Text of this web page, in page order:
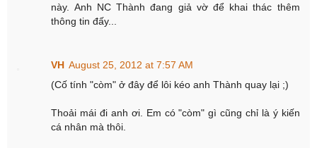
này. Anh NC Thành đang giả vờ để khai thác thêm
thông tin đấy...
VH August 25, 2012 at 7:57 AM
(Cố tính "còm" ở đây để lôi kéo anh Thành quay lại ;)
Thoải mái đi anh ơi. Em có "còm" gì cũng chỉ là ý kiến
cá nhân mà thôi.